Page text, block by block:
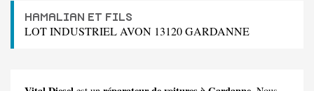
HAMALIAN ET FILS
LOT INDUSTRIEL AVON 13120 GARDANNE